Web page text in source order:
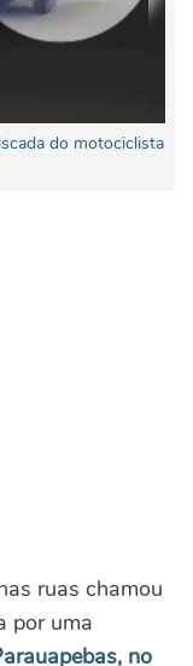
do motociclista
ruas chamou
por uma
no